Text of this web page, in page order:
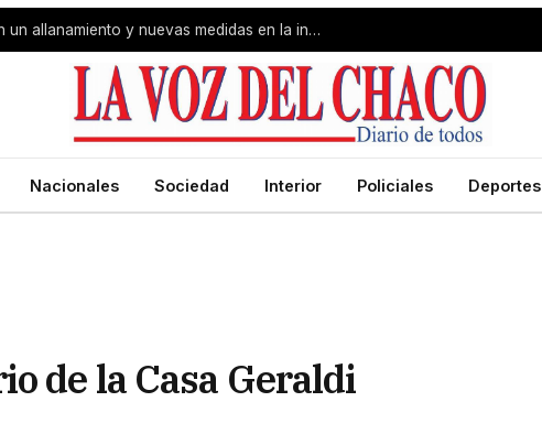
Caso Álvarez Guardia: esperan un allanamiento y nuevas medidas en la investigación
Nacionales Sociedad Interior Policiales Deportes
de la Casa Geraldi